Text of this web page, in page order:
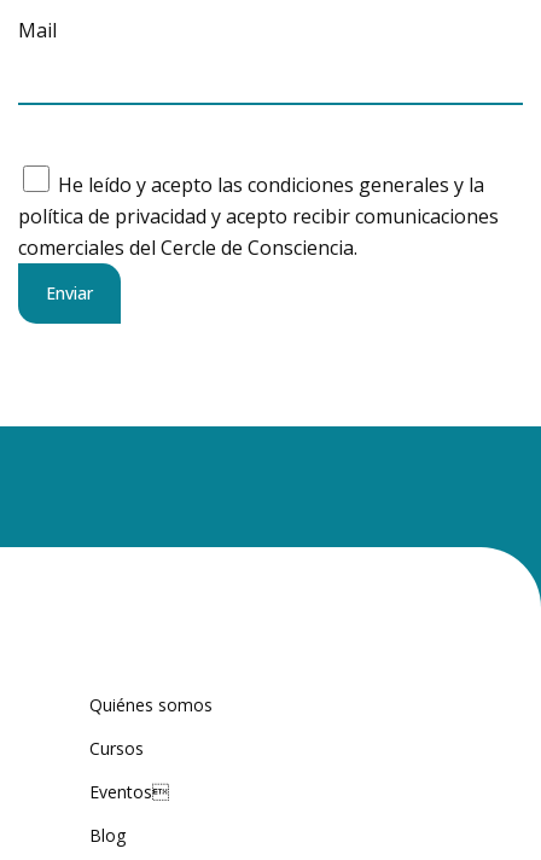
Mail
He leído y acepto las condiciones generales y la
política de privacidad y acepto recibir comunicaciones
comerciales del Cercle de Consciencia.
Quiénes somos
Cursos
Eventos
Blog